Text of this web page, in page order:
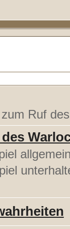
Ruf